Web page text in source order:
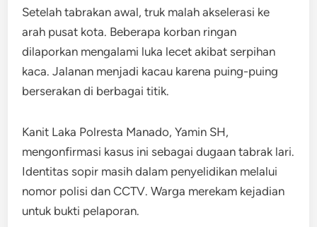
Setelah tabrakan awal, truk malah akselerasi ke
arah pusat kota. Beberapa korban ringan
dilaporkan mengalami luka lecet akibat serpihan
kaca. Jalanan menjadi kacau karena puing-puing
berserakan di berbagai titik.
Kanit Laka Polresta Manado, Yamin SH,
mengonfirmasi kasus ini sebagai dugaan tabrak lari.
Identitas sopir masih dalam penyelidikan melalui
nomor polisi dan CCTV. Warga merekam kejadian
untuk bukti pelaporan.